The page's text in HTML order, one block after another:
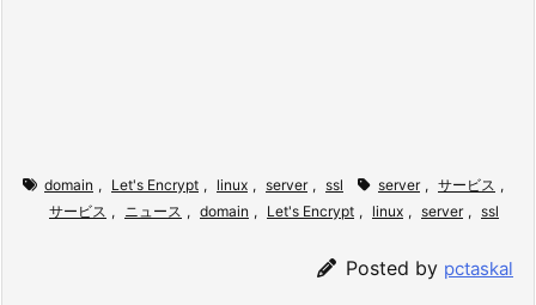
domain , Let's Encrypt , linux , server , ssl server , サービス ,
サービス , ニュース , domain , Let's Encrypt , linux , server , ssl
Posted by pctaskal